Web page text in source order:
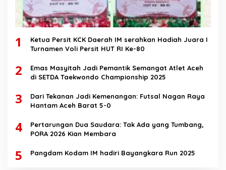
1
Ketua Persit KCK Daerah IM serahkan Hadiah Juara I
Turnamen Voli Persit HUT RI Ke-80
2
Emas Masyitah Jadi Pemantik Semangat Atlet Aceh
di SETDA Taekwondo Championship 2025
3
Dari Tekanan Jadi Kemenangan: Futsal Nagan Raya
Hantam Aceh Barat 5-0
4
Pertarungan Dua Saudara: Tak Ada yang Tumbang,
PORA 2026 Kian Membara
5 Pangdam Kodam IM hadiri Bayangkara Run 2025